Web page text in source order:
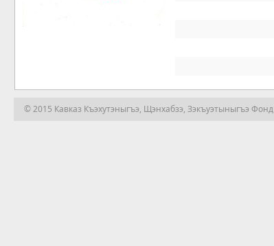
© 2015 Кавказ Къэхутэныгъэ, Щэнхабзэ, Зэкъуэтыныгъэ Фонд